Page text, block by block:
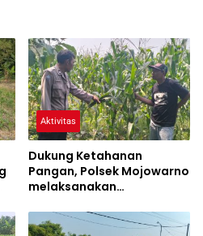
Aktivitas
Dukung Ketahanan
Pangan, Polsek Mojowarno
melaksanakan
Jagung